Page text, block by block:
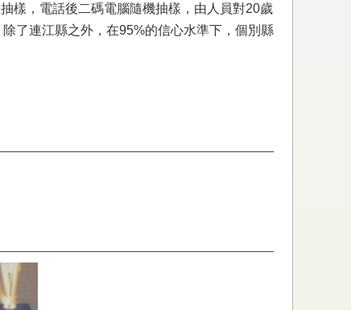
樣，電話後二碼電腦隨機抽樣，由人員對20歲
了連江縣之外，在95%的信心水準下，個別縣